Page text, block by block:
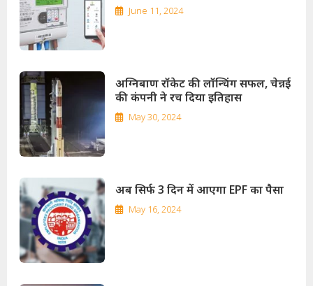
June 11, 2024
अग्निबाण रॉकेट की लॉन्चिंग सफल, चेन्नई
की कंपनी ने रच दिया इतिहास
May 30, 2024
अब सिर्फ 3 दिन में आएगा EPF का पैसा
May 16, 2024